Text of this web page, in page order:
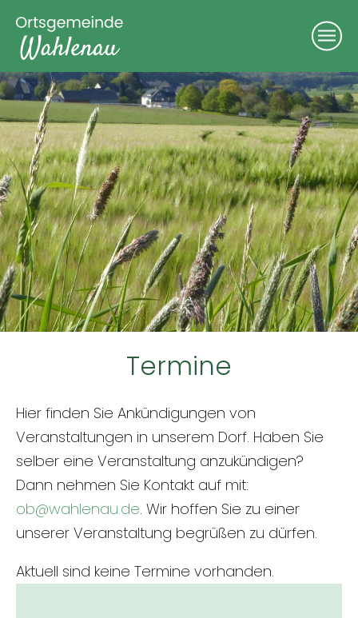
Termine
Hier finden Sie Ankündigungen von
Veranstaltungen in unserem Dorf. Haben Sie
selber eine Veranstaltung anzukündigen?
Dann nehmen Sie Kontakt auf mit:
ob@wahlenau.de. Wir hoffen Sie zu einer
unserer Veranstaltung begrüßen zu dürfen.
Aktuell sind keine Termine vorhanden.